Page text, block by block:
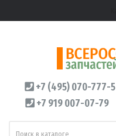
+7 (495) 070-777-5
+7 919 007-07-79